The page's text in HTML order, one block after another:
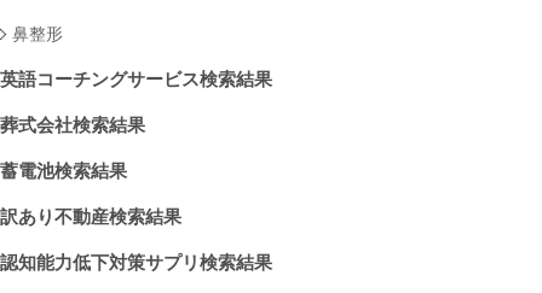
鼻整形
英語コーチングサービス検索結果
葬式会社検索結果
蓄電池検索結果
訳あり不動産検索結果
認知能力低下対策サプリ検索結果